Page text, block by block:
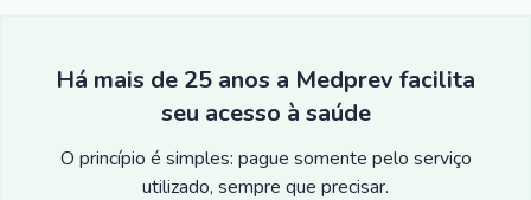
Há mais de 25 anos a Medprev facilita
seu acesso à saúde
O princípio é simples: pague somente pelo serviço
utilizado, sempre que precisar.